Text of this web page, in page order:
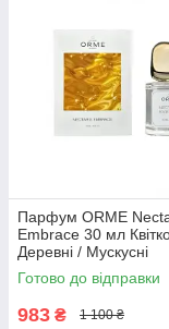
Парфум ORME
Embrace 30 мл
Деревні / Мускусні
Готово до відправки
983 ₴ 1 100 ₴